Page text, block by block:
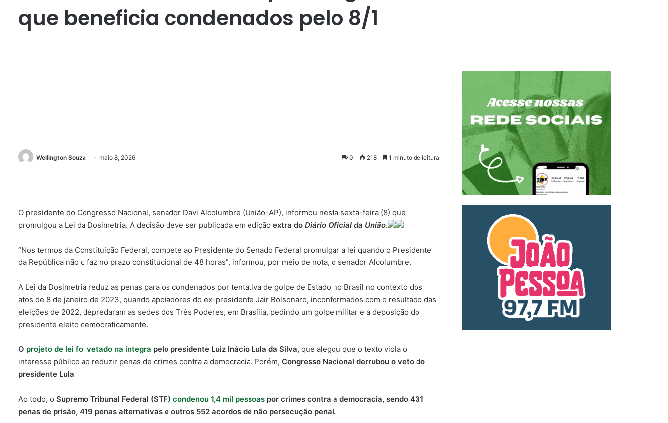
que beneficia condenados pelo 8/1
Wellington Souza maio 8, 2026 0 218 1 minuto de leitura
O presidente do Congresso Nacional, senador Davi Alcolumbre (União-AP), informou nesta sexta-feira (8) que
promulgou a Lei da Dosimetria. A decisão deve ser publicada em edição extra do Diário Oficial da União.
“Nos termos da Constituição Federal, compete ao Presidente do Senado Federal promulgar a lei quando o Presidente
da República não o faz no prazo constitucional de 48 horas”, informou, por meio de nota, o senador Alcolumbre.
A Lei da Dosimetria reduz as penas para os condenados por tentativa de golpe de Estado no Brasil no contexto dos
atos de 8 de janeiro de 2023, quando apoiadores do ex-presidente Jair Bolsonaro, inconformados com o resultado das
eleições de 2022, depredaram as sedes dos Três Poderes, em Brasília, pedindo um golpe militar e a deposição do
presidente eleito democraticamente.
O projeto de lei foi vetado na íntegra pelo presidente Luiz Inácio Lula da Silva, que alegou que o texto viola o
interesse público ao reduzir penas de crimes contra a democracia. Porém, Congresso Nacional derrubou o veto do
presidente Lula
Ao todo, o Supremo Tribunal Federal (STF) condenou 1,4 mil pessoas por crimes contra a democracia, sendo 431
penas de prisão, 419 penas alternativas e outros 552 acordos de não persecução penal.